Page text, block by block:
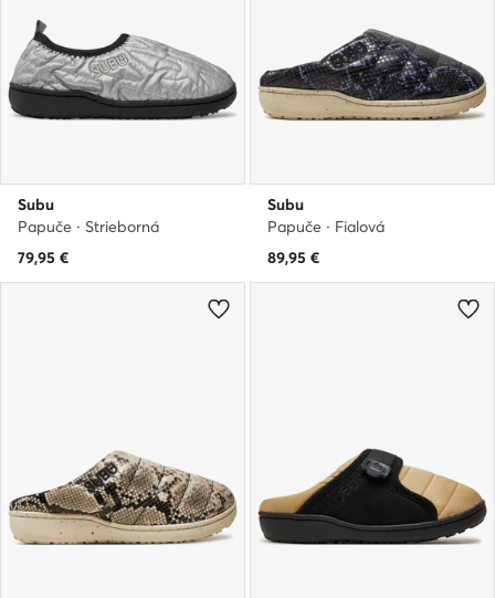
Subu
Papuče · Strieborná
79,95 €
Subu
Papuče · Fialová
89,95 €